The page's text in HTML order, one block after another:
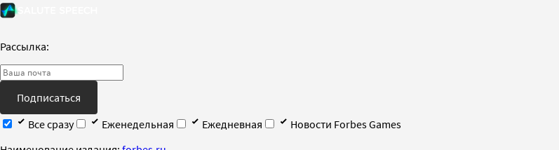
Рассылка:
Подписаться
Все сразу
Еженедельная Ежедневная
Новости Forbes Games